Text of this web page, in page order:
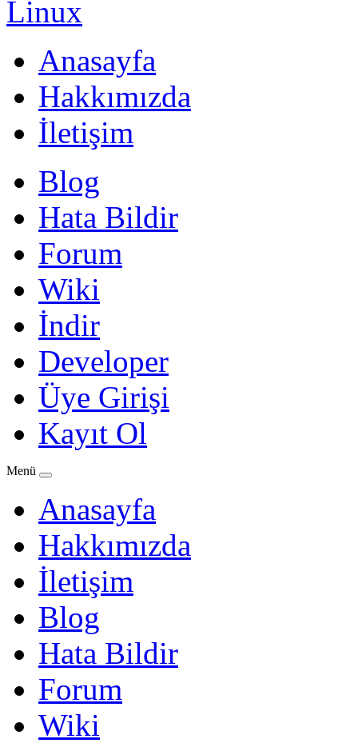
Anasayfa
Hakkımızda
İletişim
Blog
Hata Bildir
Forum
Wiki
İndir
Developer
Üye Girişi
Kayıt Ol
Menü
Anasayfa
Hakkımızda
İletişim
Blog
Hata Bildir
Forum
Wiki